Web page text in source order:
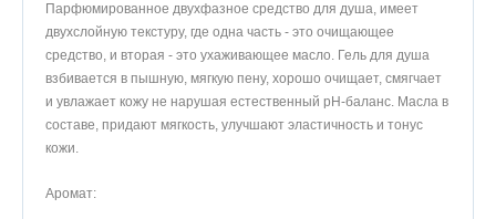
Парфюмированное двухфазное средство для душа, имеет
двухслойную текстуру, где одна часть - это очищающее
средство, и вторая - это ухаживающее масло. Гель для душа
взбивается в пышную, мягкую пену, хорошо очищает, смягчает
и увлажает кожу не нарушая естественный pH-баланс. Масла в
составе, придают мягкость, улучшают эластичность и тонус
кожи.
Аромат: